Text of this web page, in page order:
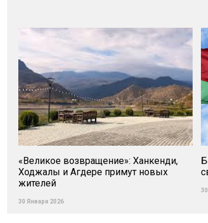
«Великое возвращение»: Ханкенди,
Ходжалы и Агдере примут новых
жителей
30 Января 2026